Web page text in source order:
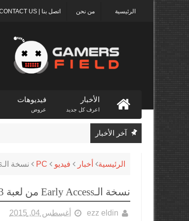
اتصل بنا | CONTACT US من نحن الرئيسية
الأخبار
اعرف كل جديد
فيديوهات
عروض
آخر الأخبار
الرئيسية أخبار فيديو PC نسخة الـEarly Access من لعبة Trine 3 ستنتهي هذا الشهر
نسخة الـEarly Access من لعبة Trine 3 ستنتهي هذا الشهر
ezz eldin أغسطس 04, 2015